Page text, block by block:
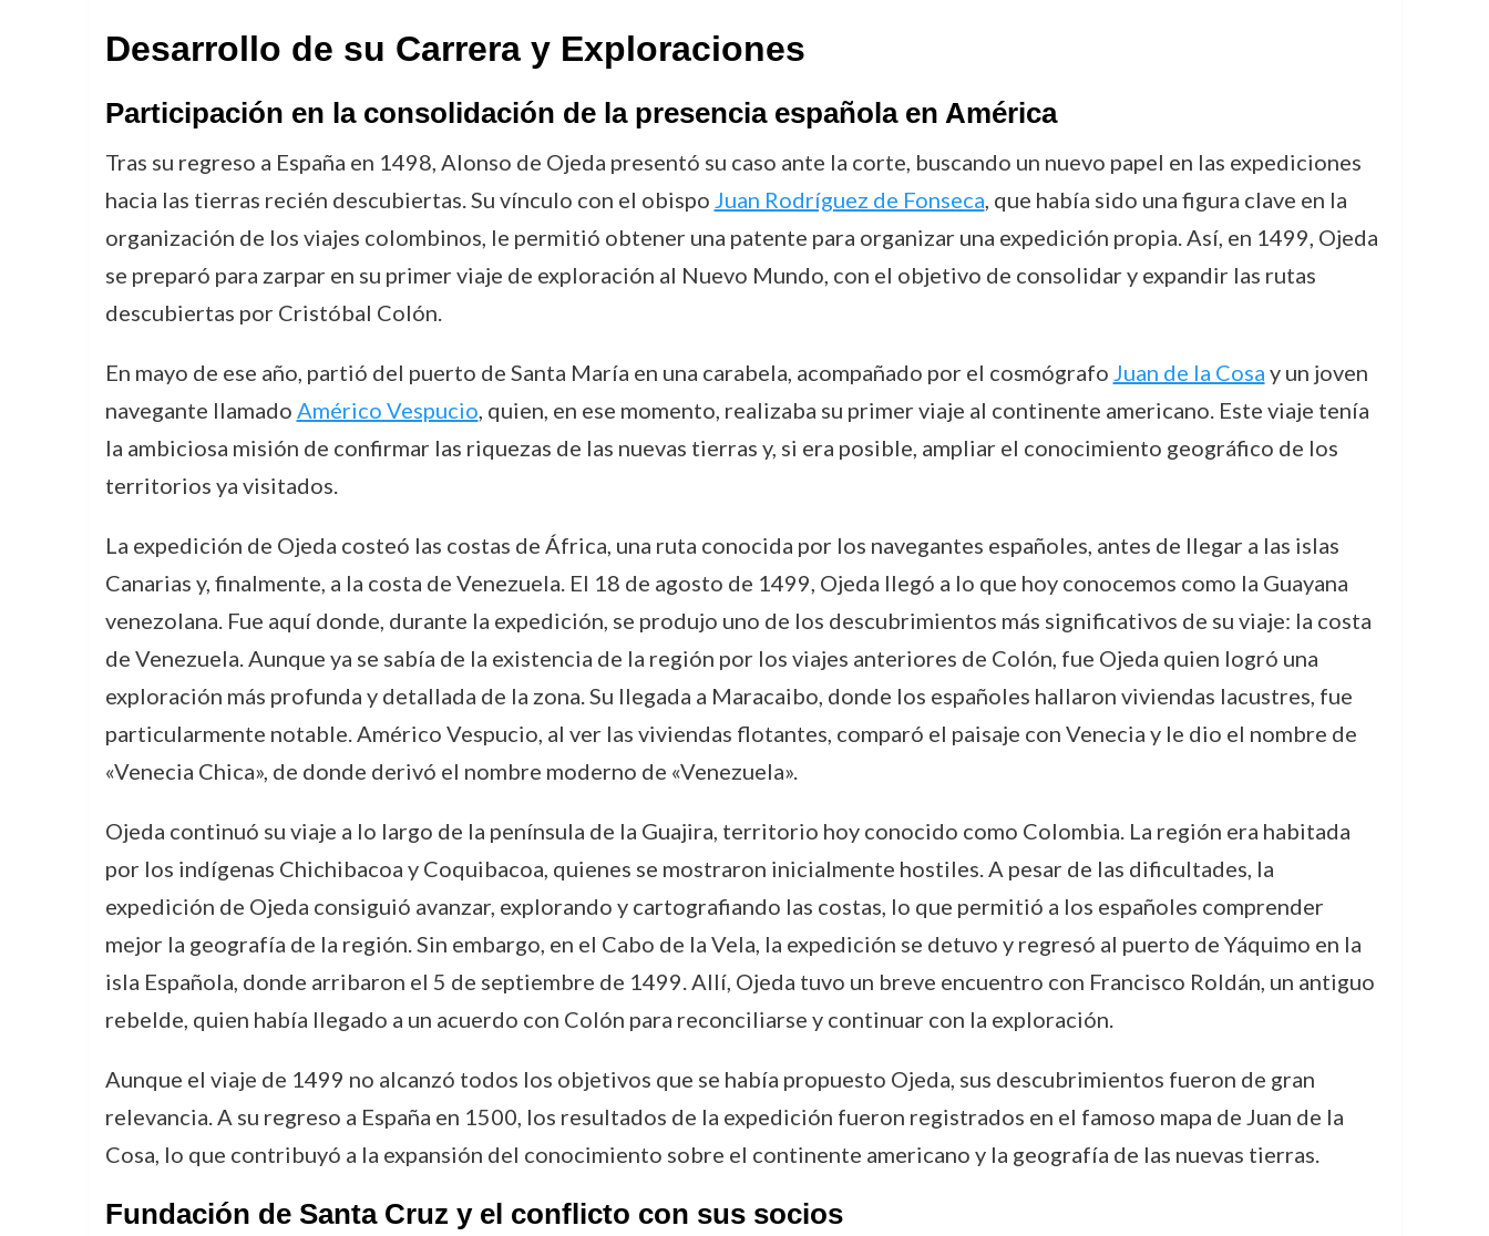
Desarrollo de su Carrera y Exploraciones
Participación en la consolidación de la presencia española en América
Tras su regreso a España en 1498, Alonso de Ojeda presentó su caso ante la corte, buscando un nuevo papel en las expediciones
hacia las tierras recién descubiertas. Su vínculo con el obispo Juan Rodríguez de Fonseca, que había sido una figura clave en la
organización de los viajes colombinos, le permitió obtener una patente para organizar una expedición propia. Así, en 1499, Ojeda
se preparó para zarpar en su primer viaje de exploración al Nuevo Mundo, con el objetivo de consolidar y expandir las rutas
descubiertas por Cristóbal Colón.
En mayo de ese año, partió del puerto de Santa María en una carabela, acompañado por el cosmógrafo Juan de la Cosa y un joven
navegante llamado Américo Vespucio, quien, en ese momento, realizaba su primer viaje al continente americano. Este viaje tenía
la ambiciosa misión de confirmar las riquezas de las nuevas tierras y, si era posible, ampliar el conocimiento geográfico de los
territorios ya visitados.
La expedición de Ojeda costeó las costas de África, una ruta conocida por los navegantes españoles, antes de llegar a las islas
Canarias y, finalmente, a la costa de Venezuela. El 18 de agosto de 1499, Ojeda llegó a lo que hoy conocemos como la Guayana
venezolana. Fue aquí donde, durante la expedición, se produjo uno de los descubrimientos más significativos de su viaje: la costa
de Venezuela. Aunque ya se sabía de la existencia de la región por los viajes anteriores de Colón, fue Ojeda quien logró una
exploración más profunda y detallada de la zona. Su llegada a Maracaibo, donde los españoles hallaron viviendas lacustres, fue
particularmente notable. Américo Vespucio, al ver las viviendas flotantes, comparó el paisaje con Venecia y le dio el nombre de
«Venecia Chica», de donde derivó el nombre moderno de «Venezuela».
Ojeda continuó su viaje a lo largo de la península de la Guajira, territorio hoy conocido como Colombia. La región era habitada
por los indígenas Chichibacoa y Coquibacoa, quienes se mostraron inicialmente hostiles. A pesar de las dificultades, la
expedición de Ojeda consiguió avanzar, explorando y cartografiando las costas, lo que permitió a los españoles comprender
mejor la geografía de la región. Sin embargo, en el Cabo de la Vela, la expedición se detuvo y regresó al puerto de Yáquimo en la
isla Española, donde arribaron el 5 de septiembre de 1499. Allí, Ojeda tuvo un breve encuentro con Francisco Roldán, un antiguo
rebelde, quien había llegado a un acuerdo con Colón para reconciliarse y continuar con la exploración.
Aunque el viaje de 1499 no alcanzó todos los objetivos que se había propuesto Ojeda, sus descubrimientos fueron de gran
relevancia. A su regreso a España en 1500, los resultados de la expedición fueron registrados en el famoso mapa de Juan de la
Cosa, lo que contribuyó a la expansión del conocimiento sobre el continente americano y la geografía de las nuevas tierras.
Fundación de Santa Cruz y el conflicto con sus socios